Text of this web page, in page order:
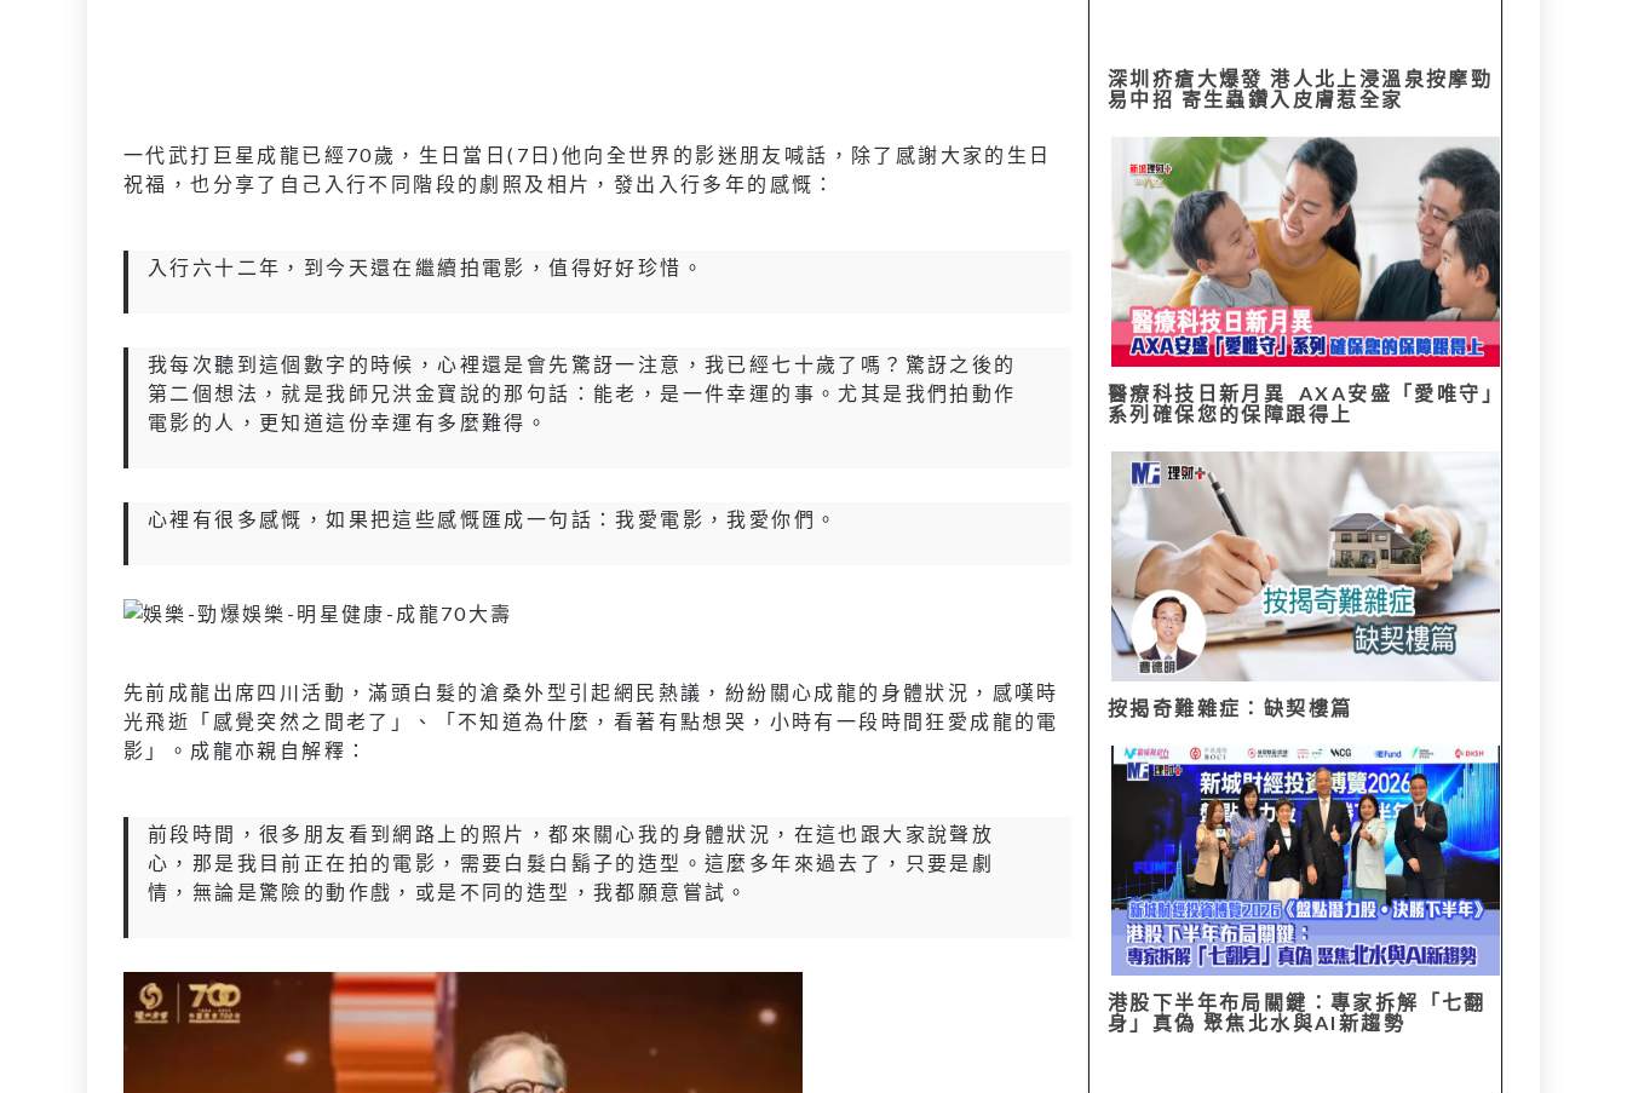
一代武打巨星成龍已經70歲，生日當日(7日)他向全世界的影迷朋友喊話，除了感謝大家的生日
祝福，也分享了自己入行不同階段的劇照及相片，發出入行多年的感慨：
入行六十二年，到今天還在繼續拍電影，值得好好珍惜。
我每次聽到這個數字的時候，心裡還是會先驚訝一注意，我已經七十歲了嗎？驚訝之後的
第二個想法，就是我師兄洪金寶說的那句話：能老，是一件幸運的事。尤其是我們拍動作
電影的人，更知道這份幸運有多麼難得。
心裡有很多感慨，如果把這些感慨匯成一句話：我愛電影，我愛你們。
先前成龍出席四川活動，滿頭白髮的滄桑外型引起網民熱議，紛紛關心成龍的身體狀況，感嘆時
光飛逝「感覺突然之間老了」、「不知道為什麼，看著有點想哭，小時有一段時間狂愛成龍的電
影」。成龍亦親自解釋：
前段時間，很多朋友看到網路上的照片，都來關心我的身體狀況，在這也跟大家說聲放
心，那是我目前正在拍的電影，需要白髮白鬍子的造型。這麼多年來過去了，只要是劇
情，無論是驚險的動作戲，或是不同的造型，我都願意嘗試。
深圳疥瘡大爆發 港人北上浸溫泉按摩勁
易中招 寄生蟲鑽入皮膚惹全家
醫療科技日新月異 AXA安盛「愛唯守」
系列確保您的保障跟得上
按揭奇難雜症：缺契樓篇
港股下半年布局關鍵：專家拆解「七翻
身」真偽 聚焦北水與AI新趨勢